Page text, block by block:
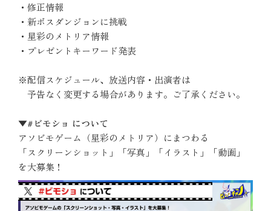
・修正情報
・新ボスダンジョンに挑戦
・星彩のメトリア情報
・プレゼントキーワード発表
※配信スケジュール、放送内容・出演者は
予告なく変更する場合があります。ご了承ください。
▼#ビモショ について
アソビモゲーム（星彩のメトリア）にまつわる
「スクリーンショット」「写真」「イラスト」「動画」
を大募集！